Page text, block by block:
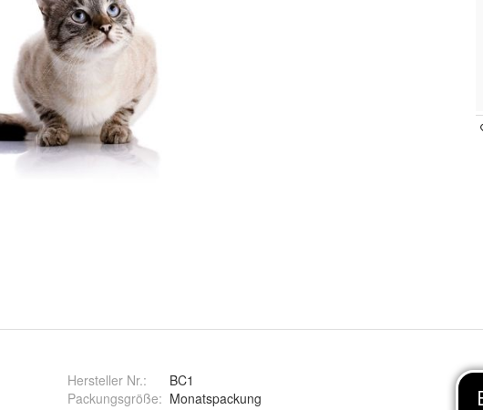
Hersteller Nr.:
BC1
Packungsgröße: Monatspackung